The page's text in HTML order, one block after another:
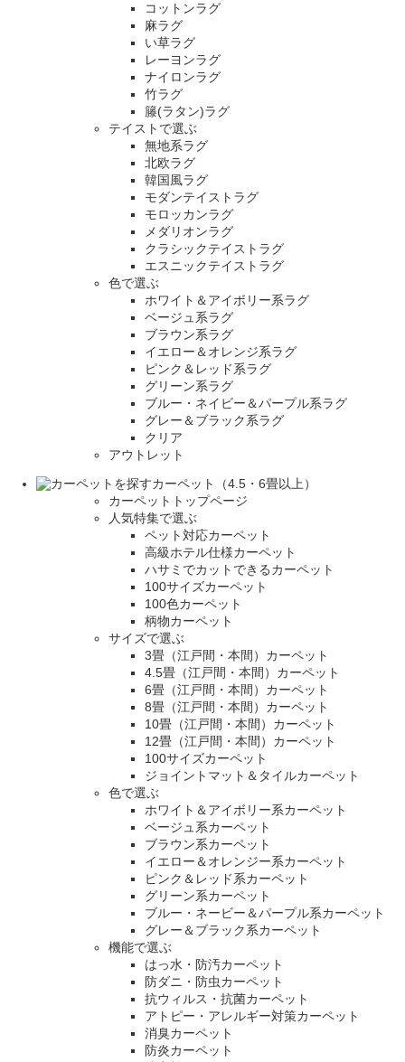
コットンラグ
麻ラグ
い草ラグ
レーヨンラグ
ナイロンラグ
竹ラグ
籐(ラタン)ラグ
テイストで選ぶ
無地系ラグ
北欧ラグ
韓国風ラグ
モダンテイストラグ
モロッカンラグ
メダリオンラグ
クラシックテイストラグ
エスニックテイストラグ
色で選ぶ
ホワイト＆アイボリー系ラグ
ベージュ系ラグ
ブラウン系ラグ
イエロー＆オレンジ系ラグ
ピンク＆レッド系ラグ
グリーン系ラグ
ブルー・ネイビー＆パープル系ラグ
グレー＆ブラック系ラグ
クリア
アウトレット
カーペット（4.5・6畳以上）
カーペットトップページ
人気特集で選ぶ
ペット対応カーペット
高級ホテル仕様カーペット
ハサミでカットできるカーペット
100サイズカーペット
100色カーペット
柄物カーペット
サイズで選ぶ
3畳（江戸間・本間）カーペット
4.5畳（江戸間・本間）カーペット
6畳（江戸間・本間）カーペット
8畳（江戸間・本間）カーペット
10畳（江戸間・本間）カーペット
12畳（江戸間・本間）カーペット
100サイズカーペット
ジョイントマット＆タイルカーペット
色で選ぶ
ホワイト＆アイボリー系カーペット
ベージュ系カーペット
ブラウン系カーペット
イエロー＆オレンジー系カーペット
ピンク＆レッド系カーペット
グリーン系カーペット
ブルー・ネービー＆パープル系カーペット
グレー＆ブラック系カーペット
機能で選ぶ
はっ水・防汚カーペット
防ダニ・防虫カーペット
抗ウィルス・抗菌カーペット
アトピー・アレルギー対策カーペット
消臭カーペット
防炎カーペット